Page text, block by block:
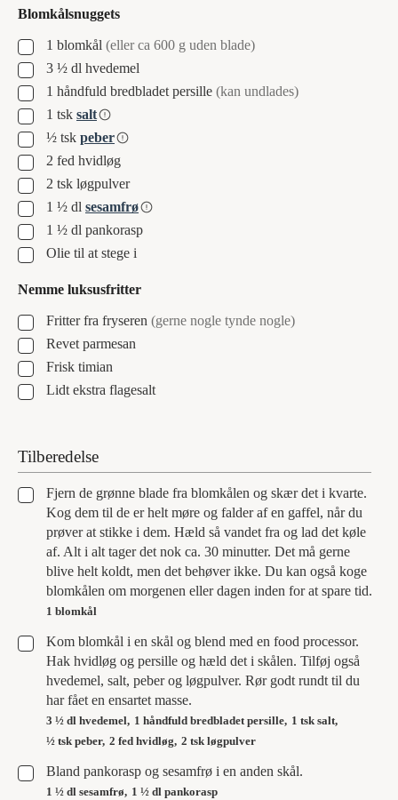
Blomkålsnuggets
▢1 blomkål (eller ca 600 g uden blade)
▢
3 ½ dl hvedemel
▢1 håndfuld bredbladet persille (kan undlades)
▢1 tsk salt
▢
½ tsk peber
▢
2 fed hvidløg
▢
2 tsk løgpulver
▢1 ½ dl sesamfrø
▢1 ½ dl pankorasp
▢
Olie til at stege i
Nemme luksusfritter
▢
Fritter fra fryseren (gerne nogle tynde nogle)
▢
Revet parmesan
▢
Frisk timian
▢
Lidt ekstra flagesalt
Tilberedelse
▢
Fjern de grønne blade fra blomkålen og skær det i kvarte.
Kog dem til de er helt møre og falder af en gaffel, når du
prøver at stikke i dem. Hæld så vandet fra og lad det køle
af. Alt i alt tager det nok ca. 30 minutter. Det må gerne
blive helt koldt, men det behøver ikke. Du kan også koge
blomkålen om morgenen eller dagen inden for at spare tid.
1 blomkål
▢
Kom blomkål i en skål og blend med en food processor.
Hak hvidløg og persille og hæld det i skålen. Tilføj også
hvedemel, salt, peber og løgpulver. Rør godt rundt til du
har fået en ensartet masse.
3 ½ dl hvedemel, 1 håndfuld bredbladet persille, 1 tsk salt,
½ tsk peber, 2 fed hvidløg, 2 tsk løgpulver
▢
Bland pankorasp og sesamfrø i en anden skål.
1 ½ dl sesamfrø, 1 ½ dl pankorasp